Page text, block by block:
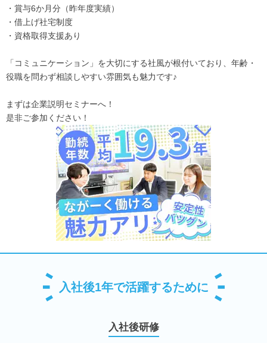
・賞与6か月分（昨年度実績）
・借上げ社宅制度
・資格取得支援あり
「コミュニケーション」を大切にする社風が根付いており、年齢・
役職を問わず相談しやすい雰囲気も魅力です♪
まずは企業説明セミナーへ！
是非ご参加ください！
入社後1年で活躍するために
入社後研修